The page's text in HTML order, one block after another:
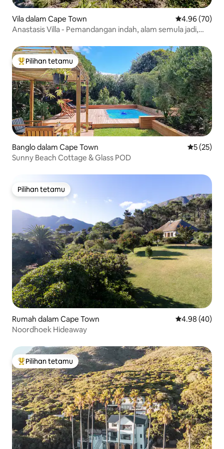
Vila dalam Cape Town Penarafan
4.96 (70)
Anastasis Villa - Pemandangan indah, alam semula jadi,
Pilihan utama tetamu
Pilihan tetamu
Banglo dalam Cape Town
5 (25)
Sunny Beach Cottage & Glass POD
Pilihan tetamu
Pilihan tetamu
Rumah dalam Cape Town Penarafan
4.98 (40)
Noordhoek Hideaway
Pilihan utama tetamu
Pilihan tetamu